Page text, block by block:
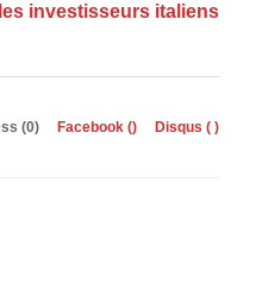
investisseurs italiens
(0) Facebook () Disqus ( )